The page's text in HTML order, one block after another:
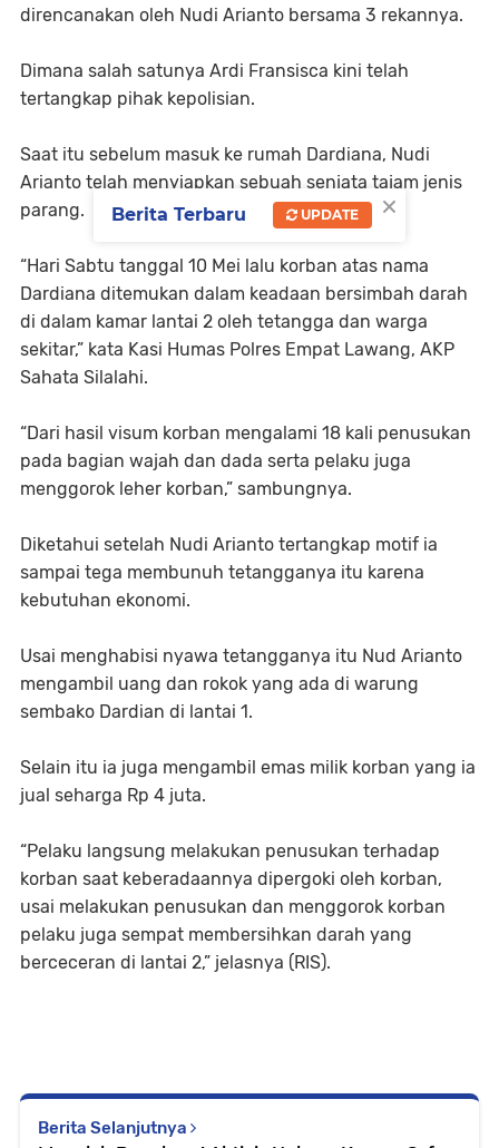
direncanakan oleh Nudi Arianto bersama 3 rekannya.
Dimana salah satunya Ardi Fransisca kini telah
tertangkap pihak kepolisian.
Saat itu sebelum masuk ke rumah Dardiana, Nudi
Arianto telah menyiapkan sebuah senjata tajam jenis
parang.
“Hari Sabtu tanggal 10 Mei lalu korban atas nama
Dardiana ditemukan dalam keadaan bersimbah darah
di dalam kamar lantai 2 oleh tetangga dan warga
sekitar,” kata Kasi Humas Polres Empat Lawang, AKP
Sahata Silalahi.
“Dari hasil visum korban mengalami 18 kali penusukan
pada bagian wajah dan dada serta pelaku juga
menggorok leher korban,” sambungnya.
Diketahui setelah Nudi Arianto tertangkap motif ia
sampai tega membunuh tetangganya itu karena
kebutuhan ekonomi.
Usai menghabisi nyawa tetangganya itu Nud Arianto
mengambil uang dan rokok yang ada di warung
sembako Dardian di lantai 1.
Selain itu ia juga mengambil emas milik korban yang ia
jual seharga Rp 4 juta.
“Pelaku langsung melakukan penusukan terhadap
korban saat keberadaannya dipergoki oleh korban,
usai melakukan penusukan dan menggorok korban
pelaku juga sempat membersihkan darah yang
berceceran di lantai 2,” jelasnya (RIS).
Berita Selanjutnya
×
Berita Terbaru UPDATE